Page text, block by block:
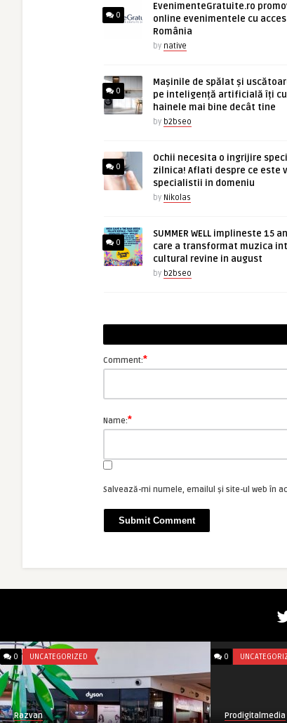
0
EvenimenteGratuite.ro
online evenimentele cu
România
by native
0
Mașinile de spălat și
pe inteligență artificială îți
hainele mai bine decât tine
by b2bseo
0
Ochii necesita o ingrijire
zilnica! Aflati despre ce este
specialistii in domeniu
by Nikolas
0
SUMMER WELL implineste 15
care a transformat muzica
cultural revine in august
by b2bseo
Comment:*
Name:*
Salvează-mi numele, emailul și site-ul web în
0 UNCATEGORIZED
Razvan
0
Prodigitalmedia